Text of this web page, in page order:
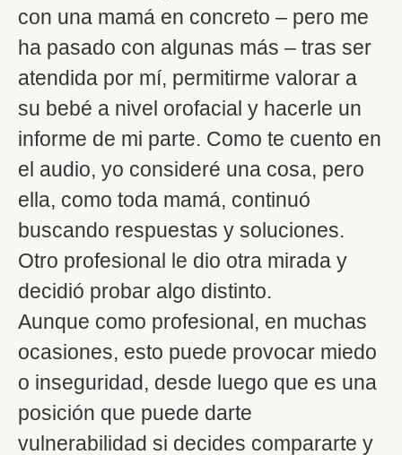
con una mamá en concreto – pero me
ha pasado con algunas más – tras ser
atendida por mí, permitirme valorar a
su bebé a nivel orofacial y hacerle un
informe de mi parte. Como te cuento en
el audio, yo consideré una cosa, pero
ella, como toda mamá, continuó
buscando respuestas y soluciones.
Otro profesional le dio otra mirada y
decidió probar algo distinto.
Aunque como profesional, en muchas
ocasiones, esto puede provocar miedo
o inseguridad, desde luego que es una
posición que puede darte
vulnerabilidad si decides compararte y